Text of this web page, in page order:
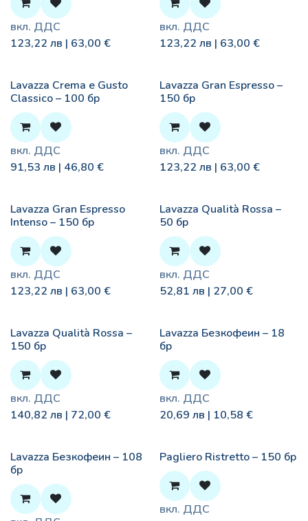
вкл. ДДС
123,22 лв | 63,00 €
вкл. ДДС
123,22 лв | 63,00 €
Lavazza Crema e Gusto
Classico – 100 бр
вкл. ДДС
91,53 лв | 46,80 €
Lavazza Gran Espresso –
150 бр
вкл. ДДС
123,22 лв | 63,00 €
Lavazza Gran Espresso
Intenso – 150 бр
вкл. ДДС
123,22 лв | 63,00 €
Lavazza Qualità Rossa –
50 бр
вкл. ДДС
52,81 лв | 27,00 €
Lavazza Qualità Rossa –
150 бр
вкл. ДДС
140,82 лв | 72,00 €
Lavazza Безкофеин – 18
бр
вкл. ДДС
20,69 лв | 10,58 €
Lavazza Безкофеин – 108
бр
Pagliero Ristretto – 150 бр
вкл. ДДС